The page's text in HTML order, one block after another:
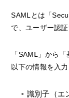
SAMLとは「
で、ユーザー認
「SAML」から
以下の情報を入
識別子（エ